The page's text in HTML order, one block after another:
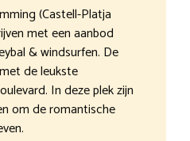
(Castell-Platja
met een aanbod
& windsurfen. De
de leukste
In deze plek zijn
om de romantische